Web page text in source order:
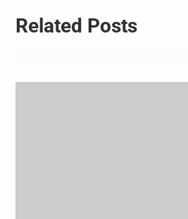
Related Posts